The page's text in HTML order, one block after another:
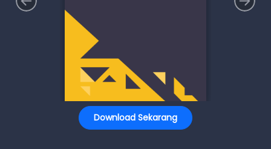
Download Sekarang